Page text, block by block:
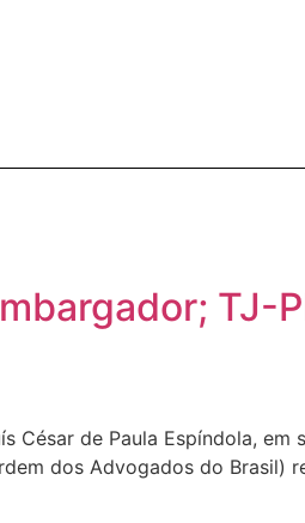
TJ-
de Paula Espíndola, em
dos Advogados do Brasil)